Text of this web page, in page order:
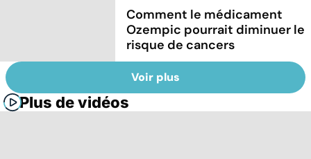
Comment le médicament
Ozempic pourrait diminuer le
risque de cancers
Voir plus
Plus de vidéos